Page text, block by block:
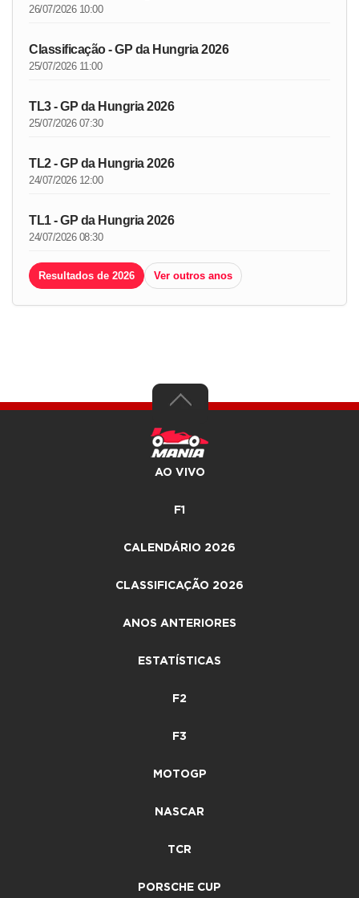
26/07/2026 10:00
Classificação - GP da Hungria 2026
25/07/2026 11:00
TL3 - GP da Hungria 2026
25/07/2026 07:30
TL2 - GP da Hungria 2026
24/07/2026 12:00
TL1 - GP da Hungria 2026
24/07/2026 08:30
Resultados de 2026 Ver outros anos
AO VIVO
F1
CALENDÁRIO 2026
CLASSIFICAÇÃO 2026
ANOS ANTERIORES
ESTATÍSTICAS
F2
F3
MOTOGP
NASCAR
TCR
PORSCHE CUP